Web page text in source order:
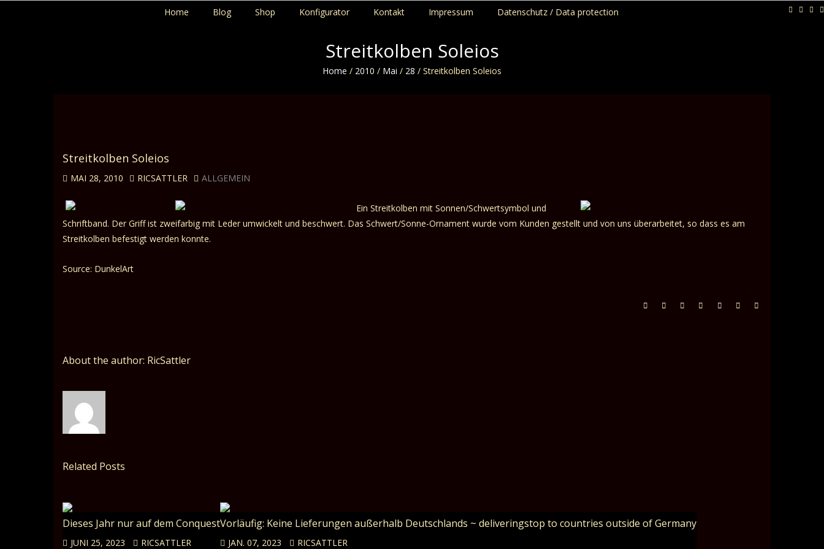
Home Blog Shop Konfigurator Kontakt Impressum Datenschutz / Data protection
Streitkolben Soleios
Home / 2010 / Mai / 28 / Streitkolben Soleios
Streitkolben Soleios
MAI 28, 2010 RICSATTLER ALLGEMEIN
Ein Streitkolben mit Sonnen/Schwertsymbol und
Schriftband. Der Griff ist zweifarbig mit Leder umwickelt und beschwert. Das Schwert/Sonne-Ornament wurde vom Kunden gestellt und von uns überarbeitet, so dass es am
Streitkolben befestigt werden konnte.
Source: DunkelArt
About the author: RicSattler
Related Posts
Dieses Jahr nur auf dem Conquest
JUNI 25, 2023 RICSATTLER
Vorläufig: Keine Lieferungen außerhalb Deutschlands ~ deliveringstop to countries outside of Germany
JAN. 07, 2023 RICSATTLER